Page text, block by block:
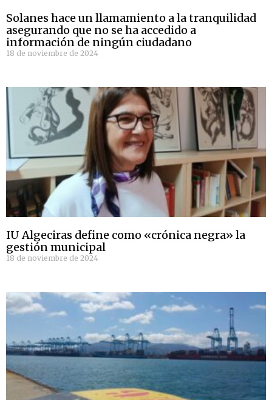
Solanes hace un llamamiento a la tranquilidad
asegurando que no se ha accedido a
información de ningún ciudadano
18 de noviembre de 2024
IU Algeciras define como «crónica negra» la
gestión municipal
18 de noviembre de 2024